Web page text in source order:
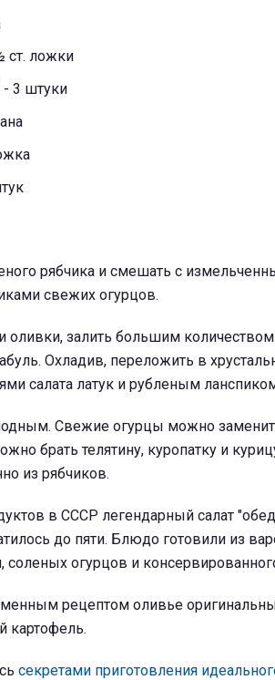
ст. ложки
- 3 штуки
рябчика и смешать с
свежих огурцов.
оливки, залить большим количеством
Охладив, переложить в
салата латук и рубленым
Свежие огурцы можно
брать телятину, куропатку и
из рябчиков.
в СССР легендарный салат
до пяти. Блюдо готовили из
соленых огурцов и
рецептом оливье
картофель.
секретами приготовления